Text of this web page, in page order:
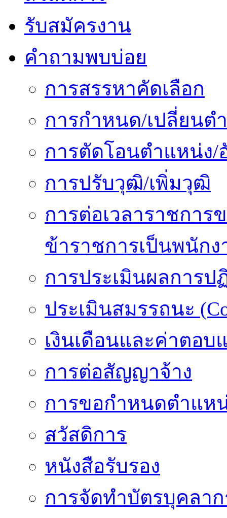
รับสมัครงาน
คำถามพบบ่อย
การสรรหาคัดเลือก
การกำหนด/เปลี่ยนต
การตัดโอนตำแหน่ง/
การปรับวุฒิ/เพิ่มวุฒิ
การต่อเวลาราชการ
ข้าราชการเป็นพนักง
การประเมินผลการป
ประเมินสมรรถนะ
เงินเดือนและค่าตอบ
การต่อสัญญาจ้าง
การขอกำหนดตำแห
สวัสดิการ
หนังสือรับรอง
การจัดทำบัตรบุคลา